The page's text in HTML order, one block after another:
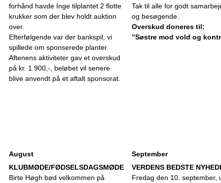
forhånd havde Inge tilplantet 2 flotte
krukker som der blev holdt auktion
over.
Efterfølgende var der bankspil, vi
spillede om sponserede planter.
Aftenens aktiviteter gav et overskud
på kr. 1.900,-, beløbet vil senere
blive anvendt på et aftalt sponsorat.
Tak til alle for godt
og besøgende.
Overskud doneres til:
”Søstre mod vold og
August
September
KLUBMØDE/FØDSELSDAGSMØDE
Birte Høgh bød velkommen på
VERDENS BEDSTE
Fredag den 10. september,